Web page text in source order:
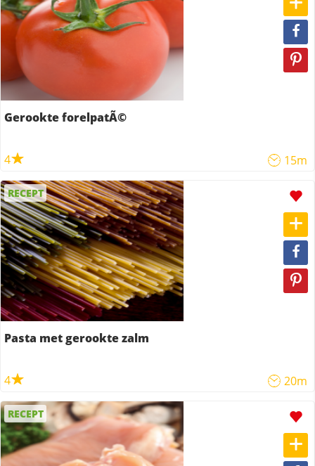
Gerookte forelpatÃ©
4 15m
RECEPT
Pasta met gerookte zalm
4 20m
RECEPT